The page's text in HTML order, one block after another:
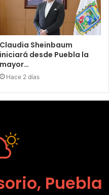
Claudia Sheinbaum
iniciará desde Puebla la
mayor…
Hace 2 días
Puebla